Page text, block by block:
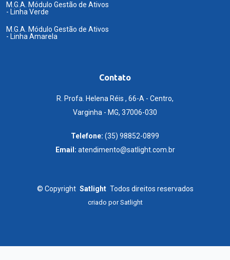
M.G.A. Módulo Gestão de Ativos
- Linha Verde
M.G.A. Módulo Gestão de Ativos
- Linha Amarela
Contato
R. Profa. Helena Réis , 66-A - Centro,
Varginha - MG, 37006-030
Telefone: (35) 98852-0899
Email: atendimento@satlight.com.br
© Copyright Satlight Todos direitos reservados
criado porSatlight